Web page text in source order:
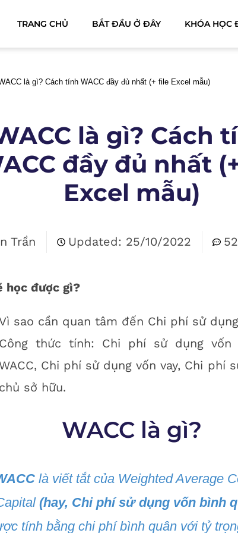
TRANG CHỦ BẮT ĐẦU Ở ĐÂY KHÓA HỌC
là gì? Cách tính WACC đầy đủ nhất (+ file Excel mẫu)
là gì? Cách
đầy đủ nhất
Excel mẫu)
Trần Updated: 25/10/2022
học được gì?
sao cần quan tâm đến Chi phí sử
Công thức tính: Chi phí sử dụng vốn
WACC, Chi phí sử dụng vốn vay, Chi phí
chủ sở hữu.
WACC là gì?
là viết tắt của Weighted Average
(hay, Chi phí sử dụng vốn bình
tính bằng chi phí bình quân với tỷ